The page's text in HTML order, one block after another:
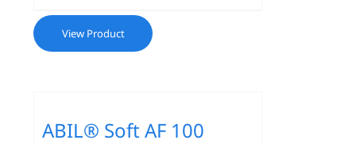
View Product
ABIL® Soft AF 100